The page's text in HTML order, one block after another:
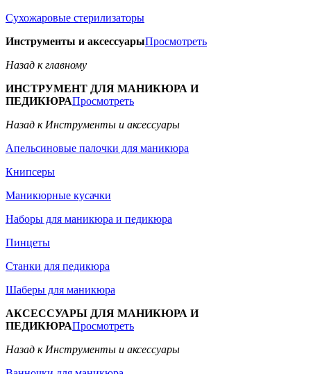
Сухожаровые стерилизаторы
Инструменты и аксессуарыПросмотреть
Назад к главному
ИНСТРУМЕНТ ДЛЯ МАНИКЮРА И
ПЕДИКЮРАПросмотреть
Назад к Инструменты и аксессуары
Апельсиновые палочки для маникюра
Книпсеры
Маникюрные кусачки
Наборы для маникюра и педикюра
Пинцеты
Станки для педикюра
Шаберы для маникюра
АКСЕССУАРЫ ДЛЯ МАНИКЮРА И
ПЕДИКЮРАПросмотреть
Назад к Инструменты и аксессуары